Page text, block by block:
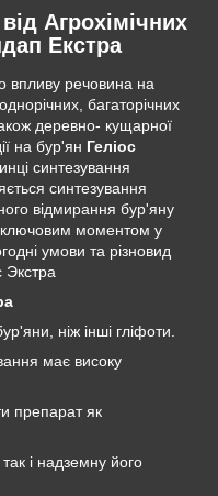
Агрохімічних
Екстра
впливу речовина на
багаторічних
деревно- кущарної
на бур'ян Геліос
синтезування
синтезування
відмирання бур'яну
ключовим моментом у
умови та різновид
ніж інші гліфоти.
має високу
препарат як
і надземну його